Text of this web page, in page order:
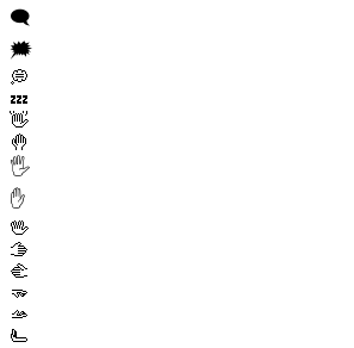
🗨️
🗯️
💭
💤
👋
🤚
🖐️
✋
🖖
🫱
🫲
🫳
🫴
🫷